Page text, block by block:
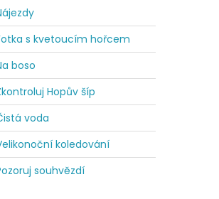
s kvetoucím hořcem
boso
Hopův šíp
voda
koledování
souhvězdí